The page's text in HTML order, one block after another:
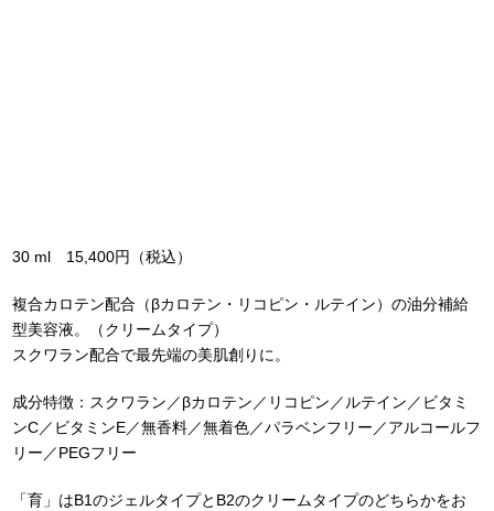
30 ml 15,400円（税込）
複合カロテン配合（βカロテン・リコピン・ルテイン）の油分補給
型美容液。（クリームタイプ）
スクワラン配合で最先端の美肌創りに。
成分特徴：スクワラン／βカロテン／リコピン／ルテイン／ビタミ
ンC／ビタミンE／無香料／無着色／パラベンフリー／アルコールフ
リー／PEGフリー
「育」はB1のジェルタイプとB2のクリームタイプのどちらかをお